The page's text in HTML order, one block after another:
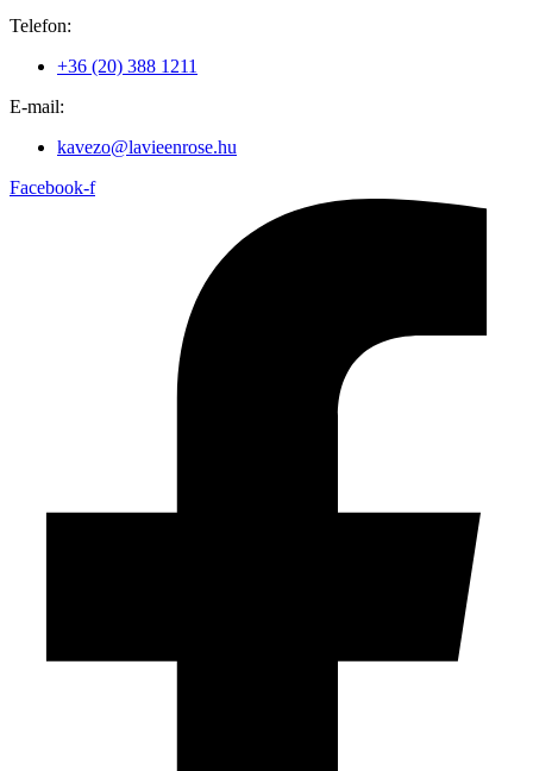
Telefon:
+36 (20) 388 1211
E-mail:
kavezo@lavieenrose.hu
Facebook-f